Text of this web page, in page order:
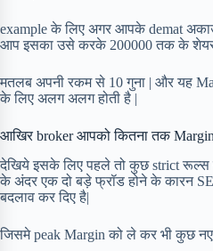
example के लिए अगर आपके demat
आप इसका उसे करके 200000 तक के
मतलब अपनी रकम से 10 गुना | और यह
के लिए अलग अलग होती है |
आखिर broker आपको कितना तक
देखिये इसके लिए पहले तो कुछ strict रूल्स
के अंदर एक दो बड़े फ्रॉड होने के कारन
बदलाव कर दिए है|
जिसमे peak Margin को ले कर भी कुछ